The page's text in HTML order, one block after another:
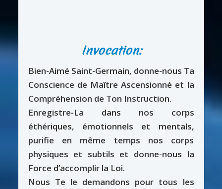
Invocation:
Bien-Aimé Saint-Germain, donne-nous Ta
Conscience de Maître Ascensionné et la
Compréhension de Ton Instruction.
Enregistre-La dans nos corps
éthériques, émotionnels et mentals,
purifie en même temps nos corps
physiques et subtils et donne-nous la
Force d’accomplir la Loi.
Nous Te le demandons pour tous les